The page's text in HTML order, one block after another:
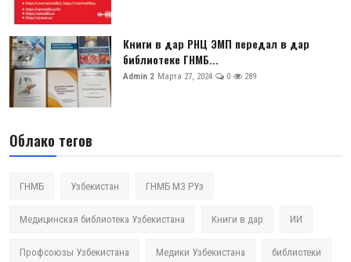
Книги в дар РНЦ ЭМП передал в дар
библиотеке ГНМБ...
Admin 2 Марта 27, 2024 0 289
Облако тегов
ГНМБ Узбекистан ГНМБ МЗ РУз
Медицинская библиотека Узбекистана Книги в дар ИИ
Профсоюзы Узбекистана Медики Узбекистана библиотеки